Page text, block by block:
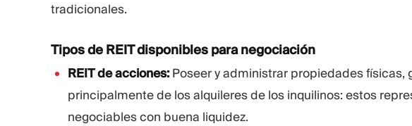
tradicionales.
Tipos de REIT disponibles para negociación
REIT de acciones:Poseer y administrar propiedades físicas,
principalmente de los alquileres de los inquilinos: estos
negociables con buena liquidez.